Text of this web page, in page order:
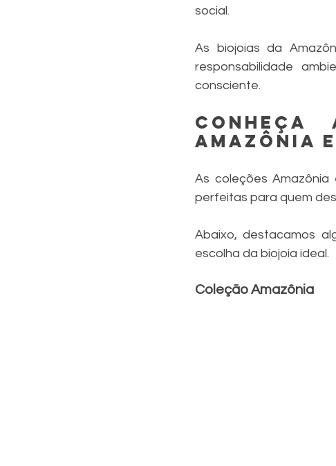
social.
As biojoias da
responsabilidade
consciente.
Amazônia
As coleções
perfeitas para quem
Abaixo, destacamos
escolha da biojoia ideal.
Coleção Amazônia